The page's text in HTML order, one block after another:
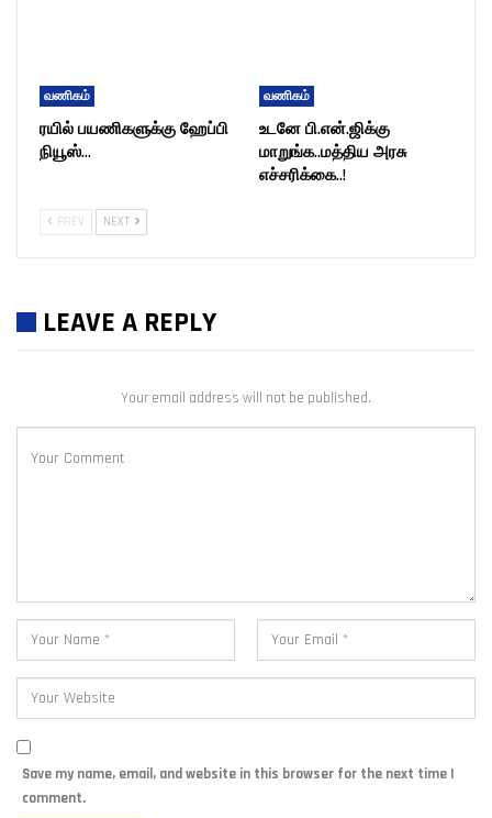
வணிகம்
ரயில் பயணிகளுக்கு ஹேப்பி
நியூஸ்…
வணிகம்
உடனே பி.என்.ஜிக்கு
மாறுங்க..மத்திய அரசு
எச்சரிக்கை..!
PREV NEXT
LEAVE A REPLY
Your email address will not be published.
Save my name, email, and website in this browser for the next time I
comment.